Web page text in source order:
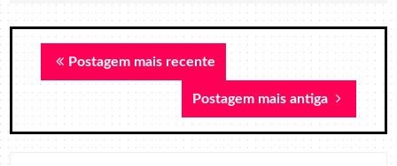
Postagem mais recente
Postagem mais antiga